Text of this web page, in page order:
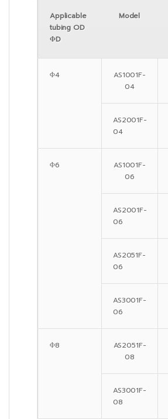
Applicable
tubing OD
ΦD
Model
Φ4
AS1001F-
04
AS2001F-
04
Φ6
AS1001F-
06
AS2001F-
06
AS2051F-
06
AS3001F-
06
Φ8
AS2051F-
08
AS3001F-
08